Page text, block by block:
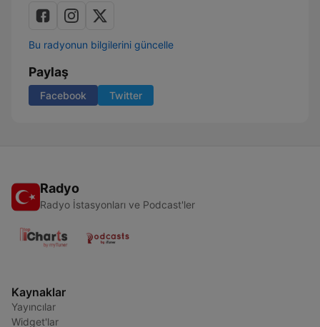
Bu radyonun bilgilerini güncelle
Paylaş
Facebook Twitter
Radyo
Radyo İstasyonları ve Podcast'ler
Kaynaklar
Yayıncılar
Widget'lar